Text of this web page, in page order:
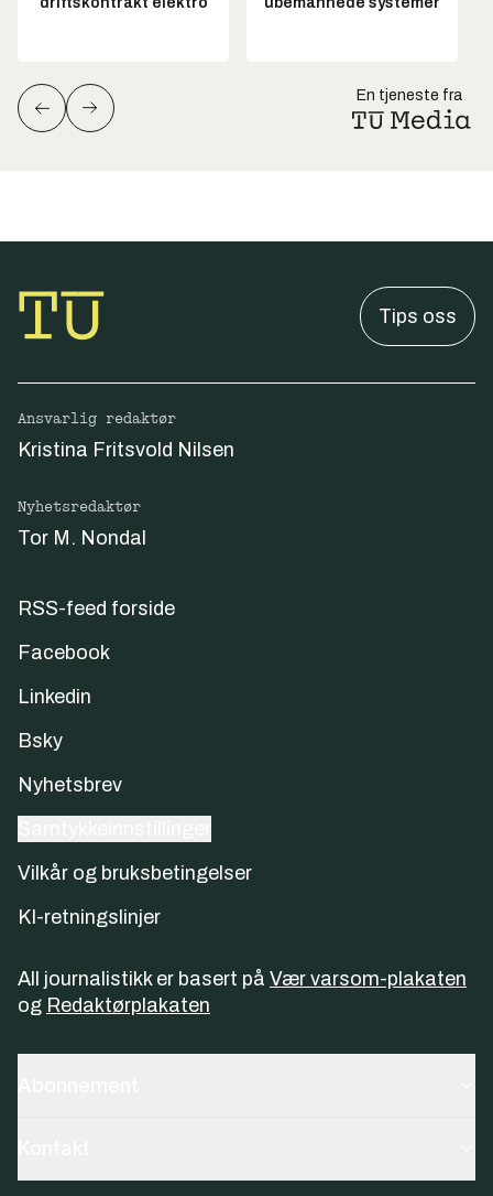
En tjeneste fra
Tips oss
Ansvarlig redaktør
Kristina Fritsvold Nilsen
Nyhetsredaktør
Tor M. Nondal
RSS-feed forside
Facebook
Linkedin
Bsky
Nyhetsbrev
Vilkår og bruksbetingelser
KI-retningslinjer
All journalistikk er basert på Vær varsom-plakaten
og Redaktørplakaten